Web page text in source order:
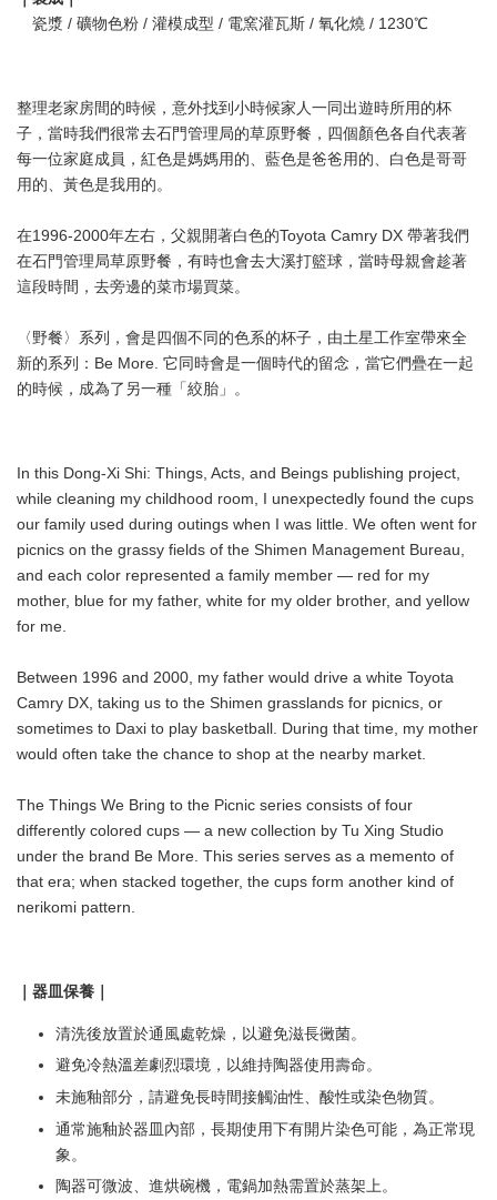
瓷漿 / 礦物色粉 / 灌模成型 / 電窯灌瓦斯 / 氧化燒 / 1230℃
整理老家房間的時候，意外找到小時候家人一同出遊時所用的杯
子，當時我們很常去石門管理局的草原野餐，四個顏色各自代表著
每一位家庭成員，紅色是媽媽用的、藍色是爸爸用的、白色是哥哥
用的、黃色是我用的。
在1996-2000年左右，父親開著白色的Toyota Camry DX 帶著我們
在石門管理局草原野餐，有時也會去大溪打籃球，當時母親會趁著
這段時間，去旁邊的菜市場買菜。
〈野餐〉系列，會是四個不同的色系的杯子，由土星工作室帶來全
新的系列：Be More. 它同時會是一個時代的留念，當它們疊在一起
的時候，成為了另一種「絞胎」。
In this Dong-Xi Shi: Things, Acts, and Beings publishing project,
while cleaning my childhood room, I unexpectedly found the cups
our family used during outings when I was little. We often went for
picnics on the grassy fields of the Shimen Management Bureau,
and each color represented a family member — red for my
mother, blue for my father, white for my older brother, and yellow
for me.
Between 1996 and 2000, my father would drive a white Toyota
Camry DX, taking us to the Shimen grasslands for picnics, or
sometimes to Daxi to play basketball. During that time, my mother
would often take the chance to shop at the nearby market.
The Things We Bring to the Picnic series consists of four
differently colored cups — a new collection by Tu Xing Studio
under the brand Be More. This series serves as a memento of
that era; when stacked together, the cups form another kind of
nerikomi pattern.
｜器皿保養｜
清洗後放置於通風處乾燥，以避免滋長黴菌。
避免冷熱溫差劇烈環境，以維持陶器使用壽命。
未施釉部分，請避免長時間接觸油性、酸性或染色物質。
通常施釉於器皿內部，長期使用下有開片染色可能，為正常現
象。
陶器可微波、進烘碗機，電鍋加熱需置於蒸架上。